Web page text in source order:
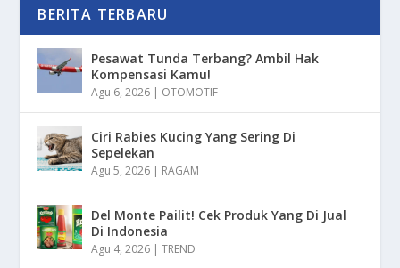
BERITA TERBARU
Pesawat Tunda Terbang? Ambil Hak
Kompensasi Kamu!
Agu 6, 2026 | OTOMOTIF
Ciri Rabies Kucing Yang Sering Di
Sepelekan
Agu 5, 2026 | RAGAM
Del Monte Pailit! Cek Produk Yang Di Jual
Di Indonesia
Agu 4, 2026 |TREND